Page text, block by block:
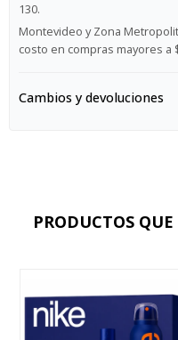
130.
Montevideo y Zona
costo en compras mayores a
Cambios y devoluciones
PRODUCTOS